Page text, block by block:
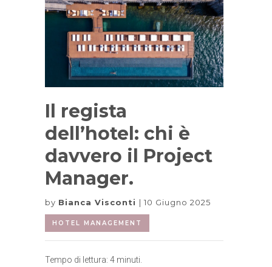
Il regista
dell’hotel: chi è
davvero il Project
Manager.
by Bianca Visconti 10 Giugno 2025
HOTEL MANAGEMENT
Tempo di lettura: 4 minuti.